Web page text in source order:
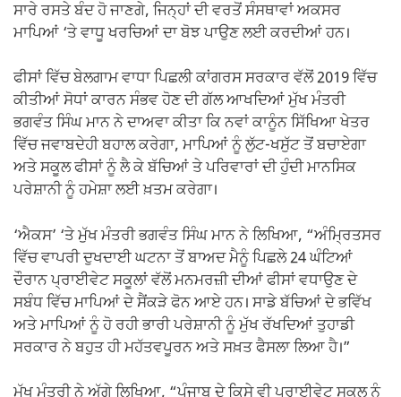
ਸਾਰੇ ਰਸਤੇ ਬੰਦ ਹੋ ਜਾਣਗੇ, ਜਿਨ੍ਹਾਂ ਦੀ ਵਰਤੋਂ ਸੰਸਥਾਵਾਂ ਅਕਸਰ
ਮਾਪਿਆਂ ‘ਤੇ ਵਾਧੂ ਖਰਚਿਆਂ ਦਾ ਬੋਝ ਪਾਉਣ ਲਈ ਕਰਦੀਆਂ ਹਨ।
ਫੀਸਾਂ ਵਿੱਚ ਬੇਲਗਾਮ ਵਾਧਾ ਪਿਛਲੀ ਕਾਂਗਰਸ ਸਰਕਾਰ ਵੱਲੋਂ 2019 ਵਿੱਚ
ਕੀਤੀਆਂ ਸੋਧਾਂ ਕਾਰਨ ਸੰਭਵ ਹੋਣ ਦੀ ਗੱਲ ਆਖਦਿਆਂ ਮੁੱਖ ਮੰਤਰੀ
ਭਗਵੰਤ ਸਿੰਘ ਮਾਨ ਨੇ ਦਾਅਵਾ ਕੀਤਾ ਕਿ ਨਵਾਂ ਕਾਨੂੰਨ ਸਿੱਖਿਆ ਖੇਤਰ
ਵਿੱਚ ਜਵਾਬਦੇਹੀ ਬਹਾਲ ਕਰੇਗਾ, ਮਾਪਿਆਂ ਨੂੰ ਲੁੱਟ-ਖਸੁੱਟ ਤੋਂ ਬਚਾਏਗਾ
ਅਤੇ ਸਕੂਲ ਫੀਸਾਂ ਨੂੰ ਲੈ ਕੇ ਬੱਚਿਆਂ ਤੇ ਪਰਿਵਾਰਾਂ ਦੀ ਹੁੰਦੀ ਮਾਨਸਿਕ
ਪਰੇਸ਼ਾਨੀ ਨੂੰ ਹਮੇਸ਼ਾ ਲਈ ਖ਼ਤਮ ਕਰੇਗਾ।
‘ਐਕਸ’ ‘ਤੇ ਮੁੱਖ ਮੰਤਰੀ ਭਗਵੰਤ ਸਿੰਘ ਮਾਨ ਨੇ ਲਿਖਿਆ, “ਅੰਮ੍ਰਿਤਸਰ
ਵਿੱਚ ਵਾਪਰੀ ਦੁਖਦਾਈ ਘਟਨਾ ਤੋਂ ਬਾਅਦ ਮੈਨੂੰ ਪਿਛਲੇ 24 ਘੰਟਿਆਂ
ਦੌਰਾਨ ਪ੍ਰਾਈਵੇਟ ਸਕੂਲਾਂ ਵੱਲੋਂ ਮਨਮਰਜ਼ੀ ਦੀਆਂ ਫੀਸਾਂ ਵਧਾਉਣ ਦੇ
ਸਬੰਧ ਵਿੱਚ ਮਾਪਿਆਂ ਦੇ ਸੈਂਕੜੇ ਫੋਨ ਆਏ ਹਨ। ਸਾਡੇ ਬੱਚਿਆਂ ਦੇ ਭਵਿੱਖ
ਅਤੇ ਮਾਪਿਆਂ ਨੂੰ ਹੋ ਰਹੀ ਭਾਰੀ ਪਰੇਸ਼ਾਨੀ ਨੂੰ ਮੁੱਖ ਰੱਖਦਿਆਂ ਤੁਹਾਡੀ
ਸਰਕਾਰ ਨੇ ਬਹੁਤ ਹੀ ਮਹੱਤਵਪੂਰਨ ਅਤੇ ਸਖ਼ਤ ਫੈਸਲਾ ਲਿਆ ਹੈ।”